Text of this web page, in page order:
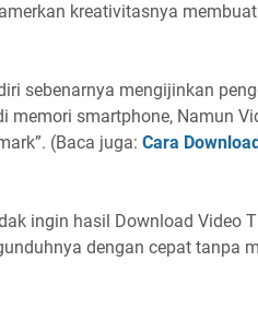
kreativitasnya
sebenarnya mengijinkan
memori smartphone, Namun
(Baca juga: Cara
ingin hasil Download Video
dengan cepat tanpa